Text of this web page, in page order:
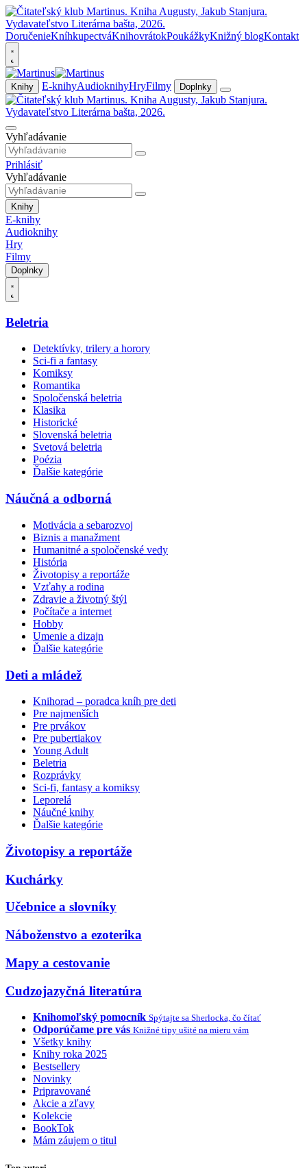
DoručenieKníhkupectváKnihovrátokPoukážkyKnižný blogKontakt
Knihy E-knihyAudioknihyHryFilmy Doplnky
Vyhľadávanie
Prihlásiť
Vyhľadávanie
Knihy
E-knihy
Audioknihy
Hry
Filmy
Doplnky
Beletria
Detektívky, trilery a horory
Sci-fi a fantasy
Komiksy
Romantika
Spoločenská beletria
Klasika
Historické
Slovenská beletria
Svetová beletria
Poézia
Ďalšie kategórie
Náučná a odborná
Motivácia a sebarozvoj
Biznis a manažment
Humanitné a spoločenské vedy
História
Životopisy a reportáže
Vzťahy a rodina
Zdravie a životný štýl
Počítače a internet
Hobby
Umenie a dizajn
Ďalšie kategórie
Deti a mládež
Knihorad – poradca kníh pre deti
Pre najmenších
Pre prvákov
Pre pubertiakov
Young Adult
Beletria
Rozprávky
Sci-fi, fantasy a komiksy
Leporelá
Náučné knihy
Ďalšie kategórie
Životopisy a reportáže
Kuchárky
Učebnice a slovníky
Náboženstvo a ezoterika
Mapy a cestovanie
Cudzojazyčná literatúra
Knihomoľský pomocník Spýtajte sa Sherlocka, čo čítať
Odporúčame pre vás Knižné tipy ušité na mieru vám
Všetky knihy
Knihy roka 2025
Bestsellery
Novinky
Pripravované
Akcie a zľavy
Kolekcie
BookTok
Mám záujem o titul